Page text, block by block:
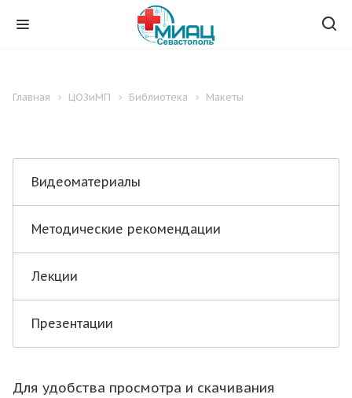
Главная ЦОЗиМП Библиотека Макеты
Видеоматериалы
Методические рекомендации
Лекции
Презентации
Для удобства просмотра и скачивания